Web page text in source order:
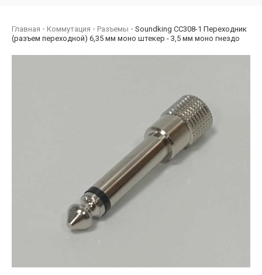
Главная Коммутация Разъемы
Soundking CC308-1 Переходник
(разъем переходной) 6,35 мм моно штекер - 3,5 мм моно гнездо